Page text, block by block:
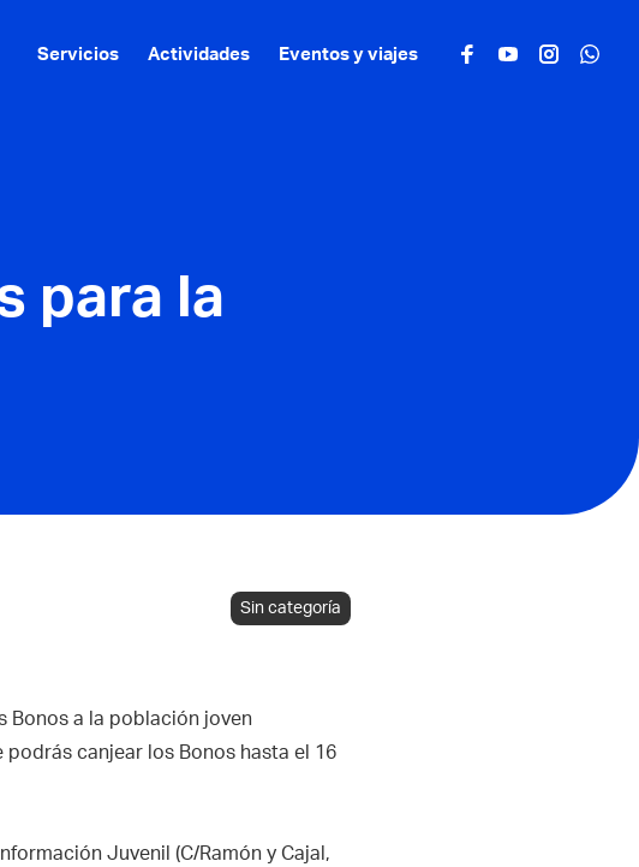
Servicios Actividades Eventos y viajes
para la
Sin categoría
Bonos a la población joven
canjear los Bonos hasta el 16
Juvenil (C/Ramón y Cajal,